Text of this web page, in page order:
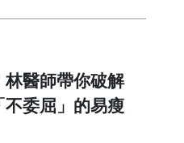
林醫師帶你破解
不委屈」的易瘦